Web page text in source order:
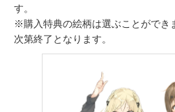
す。
※購入特典の絵柄は選ぶことができ
次第終了となります。